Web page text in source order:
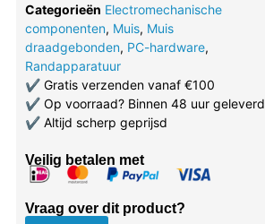
Categorieën Electromechanische
componenten, Muis, Muis
draadgebonden, PC-hardware,
Randapparatuur
✔Gratis verzenden vanaf €100
✔Op voorraad? Binnen 48 uur geleverd
✔Altijd scherp geprijsd
Veilig betalen met
Vraag over dit product?